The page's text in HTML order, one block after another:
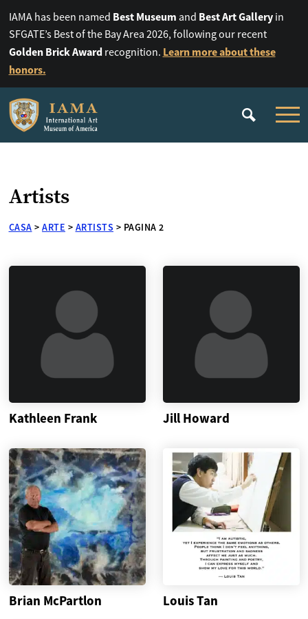
IAMA has been named Best Museum and Best Art Galleryin
SFGATE’s Best of the Bay Area 2026, following our recent
Golden Brick Awardrecognition. Learn more about these
honors.
Artists
CASA > ARTE > ARTISTS > PAGINA 2
Kathleen Frank Jill Howard
Brian McPartlon Louis Tan